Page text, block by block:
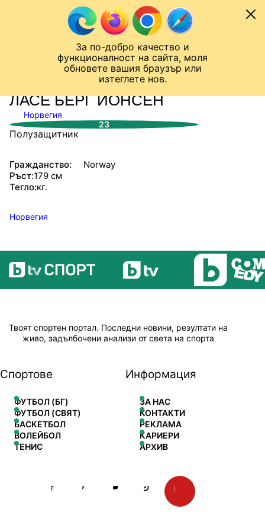
За по-добро качество и
функционалност на сайта, моля
обновете вашия браузър или
изтеглете нов.
Към съдържанието
Лига на Конференциите
СТАТИСТИКИ
ЛАСЕ БЕРГ ЙОНСЕН
Норвегия
23
Полузащитник
Гражданство:
Norway
Ръст:179 см
Тегло:кг.
Норвегия
Твоят спортен портал. Последни новини, резултати на
живо, задълбочени анализи от света на спорта
Спортове
ФУТБОЛ (БГ)
ФУТБОЛ (СВЯТ)
БАСКЕТБОЛ
ВОЛЕЙБОЛ
ТЕНИС
Информация
ЗА НАС
КОНТАКТИ
РЕКЛАМА
КАРИЕРИ
АРХИВ